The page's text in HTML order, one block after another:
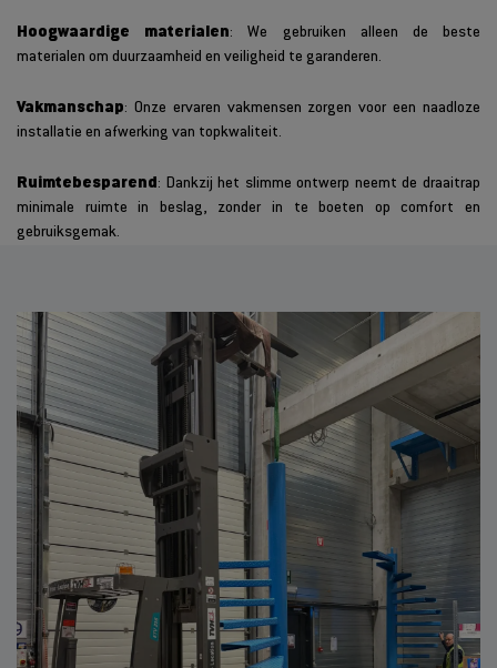
Hoogwaardige materialen: We gebruiken alleen de beste
materialen om duurzaamheid en veiligheid te garanderen.
Vakmanschap: Onze ervaren vakmensen zorgen voor een naadloze
installatie en afwerking van topkwaliteit.
Ruimtebesparend : Dankzij het slimme ontwerp neemt de draaitrap
minimale ruimte in beslag, zonder in te boeten op comfort en
gebruiksgemak.